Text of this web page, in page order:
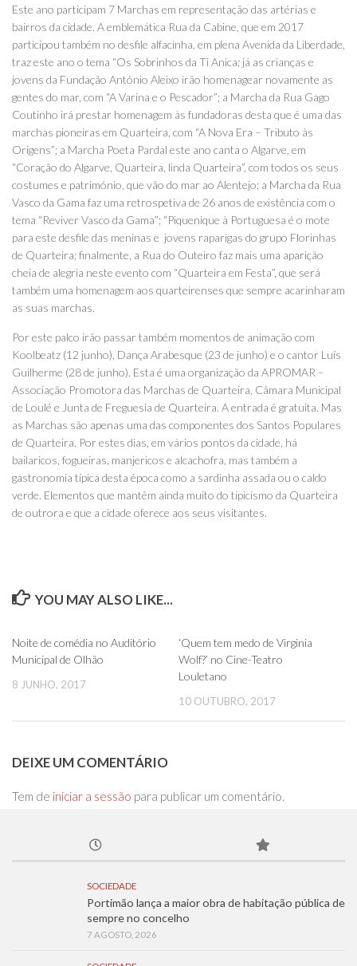
Este ano participam 7 Marchas em representação das artérias e
bairros da cidade. A emblemática Rua da Cabine, que em 2017
participou também no desfile alfacinha, em plena Avenida da Liberdade,
traz este ano o tema “Os Sobrinhos da Ti Anica; já as crianças e
jovens da Fundação António Aleixo irão homenagear novamente as
gentes do mar, com “A Varina e o Pescador”; a Marcha da Rua Gago
Coutinho irá prestar homenagem às fundadoras desta que é uma das
marchas pioneiras em Quarteira, com “A Nova Era – Tributo às
Origens”; a Marcha Poeta Pardal este ano canta o Algarve, em
“Coração do Algarve, Quarteira, linda Quarteira”, com todos os seus
costumes e património, que vão do mar ao Alentejo; a Marcha da Rua
Vasco da Gama faz uma retrospetiva de 26 anos de existência com o
tema “Reviver Vasco da Gama”; “Piquenique à Portuguesa é o mote
para este desfile das meninas e jovens raparigas do grupo Florinhas
de Quarteira; finalmente, a Rua do Outeiro faz mais uma aparição
cheia de alegria neste evento com “Quarteira em Festa”, que será
também uma homenagem aos quarteirenses que sempre acarinharam
as suas marchas.
Por este palco irão passar também momentos de animação com
Koolbeatz (12 junho), Dança Arabesque (23 de junho) e o cantor Luís
Guilherme (28 de junho). Esta é uma organização da APROMAR –
Associação Promotora das Marchas de Quarteira, Câmara Municipal
de Loulé e Junta de Freguesia de Quarteira. A entrada é gratuita. Mas
as Marchas são apenas uma das componentes dos Santos Populares
de Quarteira. Por estes dias, em vários pontos da cidade, há
bailaricos, fogueiras, manjericos e alcachofra, mas também a
gastronomia típica desta época como a sardinha assada ou o caldo
verde. Elementos que mantêm ainda muito do tipicismo da Quarteira
de outrora e que a cidade oferece aos seus visitantes.
YOU MAY ALSO LIKE...
Noite de comédia no Auditório
Municipal de Olhão
8 JUNHO, 2017
‘Quem tem medo de Virginia
Wolf?’ no Cine-Teatro
Louletano
10 OUTUBRO, 2017
DEIXE UM COMENTÁRIO
Tem de iniciar a sessão para publicar um comentário.
SOCIEDADE
Portimão lança a maior obra de habitação pública de
sempre no concelho
7 AGOSTO, 2026